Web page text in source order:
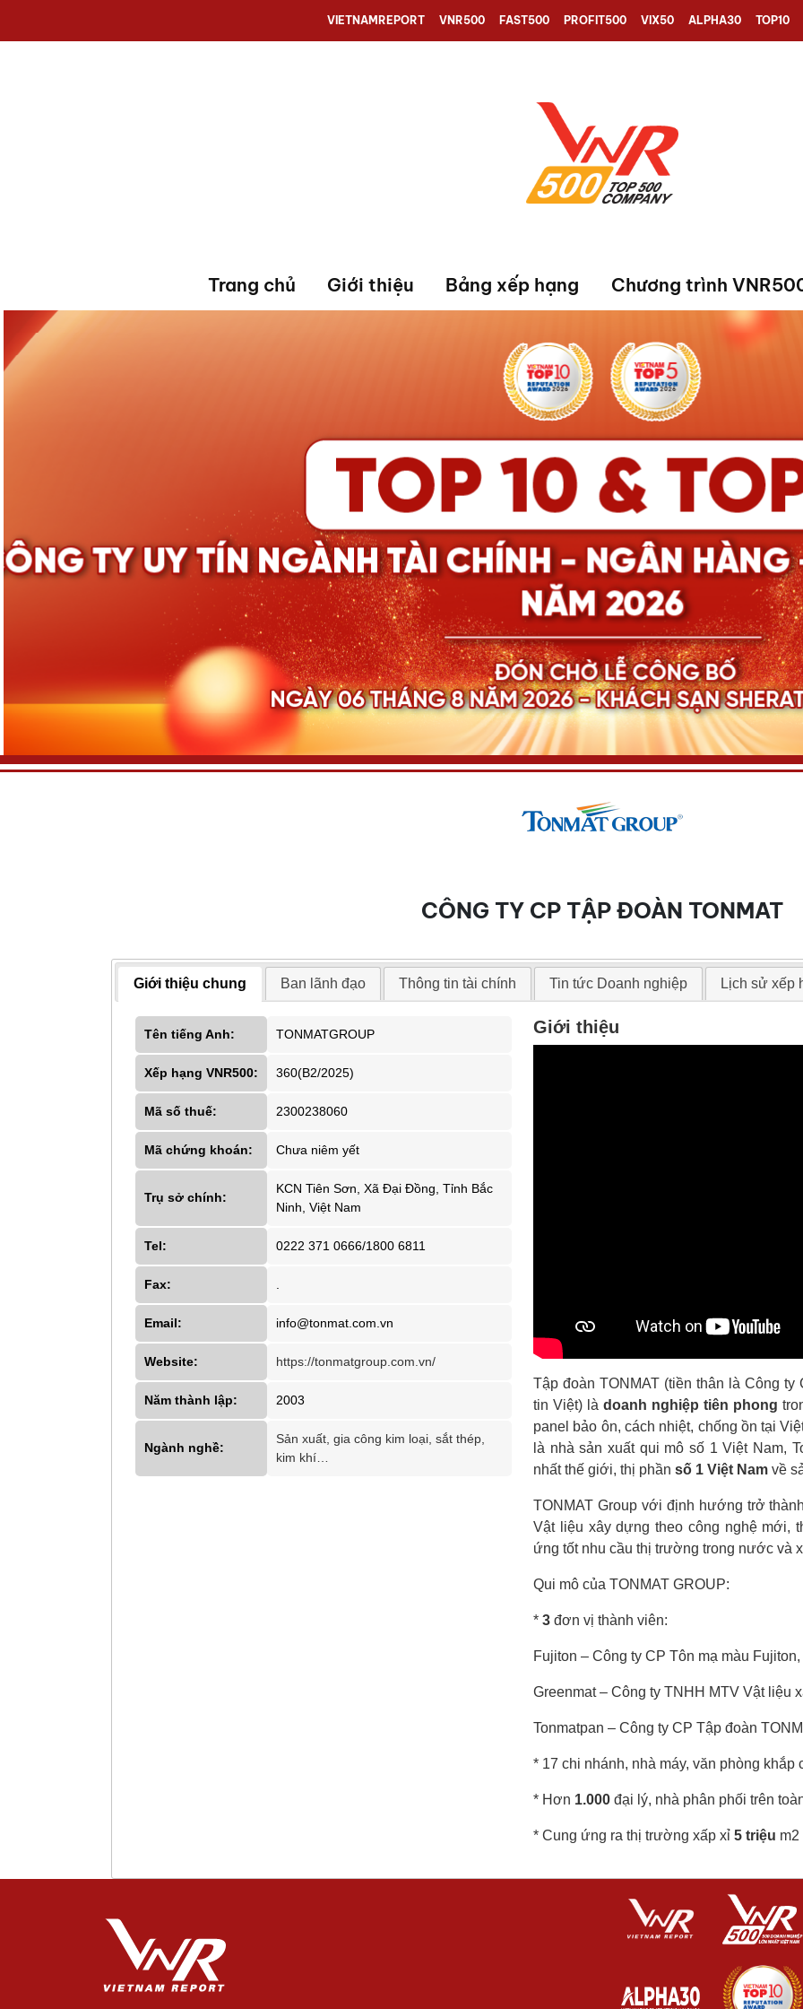
VIETNAMREPORT VNR500 FAST500 PROFIT500 VIX50 ALPHA30 TOP10
Trang chủ Giới thiệu Bảng xếp hạng Chương trình
CÔNG TY CP TẬP ĐOÀN TONMAT
Giới thiệu chung Ban lãnh đạo Thông tin tài chính Tin tức Doanh nghiệp Lịch sử xếp
Tên tiếng Anh: TONMATGROUP
Xếp hạng VNR500: 360(B2/2025)
Mã số thuế: 2300238060
Mã chứng khoán: Chưa niêm yết
Trụ sở chính:
KCN Tiên Sơn, Xã Đại Đồng, Tỉnh Bắc
Ninh, Việt Nam
Tel: 0222 371 0666/1800 6811
Fax:
Email: info@tonmat.com.vn
Website: https://tonmatgroup.com.vn/
Năm thành lập: 2003
Ngành nghề:
Sản xuất, gia công kim loại, sắt thép,
kim khí…
Giới thiệu
Tập đoàn TONMAT (tiền thân là Công
tin Việt) là doanh nghiệp tiên phong
panel bảo ôn, cách nhiệt, chống ồn tại
là nhà sản xuất qui mô số 1 Việt Nam,
nhất thế giới, thị phầnsố 1 Việt Nam về
TONMAT Group với định hướng trở
Vật liệu xây dựng theo công nghệ mới,
ứng tốt nhu cầu thị trường trong nước và
Qui mô của TONMAT GROUP:
*3 đơn vị thành viên:
Fujiton – Công ty CP Tôn mạ màu Fujiton,
Greenmat – Công ty TNHH MTV Vật liệu
Tonmatpan – Công ty CP Tập đoàn
* 17 chi nhánh, nhà máy, văn phòng khắp
* Hơn 1.000 đại lý, nhà phân phối trên
* Cung ứng ra thị trường xấp xỉ5 triệu m2